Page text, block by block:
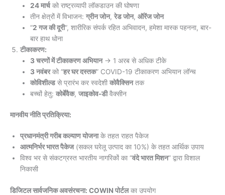
24 मार्चको राष्ट्रव्यापी लॉकडाउन की घोषणा
तीन क्षेत्रों में विभाजन: ग्रीन जोन, रेड जोन, ऑरेंज जोन
“2 गज की दूरी“, शारीरिक संपर्क रहित अभिवादन, हमेशा मास्क पहनना, बार-
बार हाथ धोना
टीकाकरण:
3 चरणों में टीकाकरण अभियान→ 1 अरब से अधिक टीके
3 नवंबरको “हर घर दस्तक” COVID-19 टीकाकरण अभियान लॉन्च
कोविशील्डसे प्रारंभ कर स्वदेशी कोवैक्सिनतक
बच्चों हेतु: कोर्बेवैक, जाइकोव-डीवैक्सीन
मानवीय नीति प्रतिक्रिया:
प्रधानमंत्री गरीब कल्याण योजनाके तहत राहत पैकेज
आत्मनिर्भर भारत पैकेज(सकल घरेलू उत्पाद का 10%) के तहत आर्थिक उपाय
विश्व भर से संकटग्रस्त भारतीय नागरिकों का “वंदे भारत मिशन” द्वारा विशाल
निकासी
डिजिटल सार्वजनिक अवसंरचना: COWIN पोर्टलका उपयोग